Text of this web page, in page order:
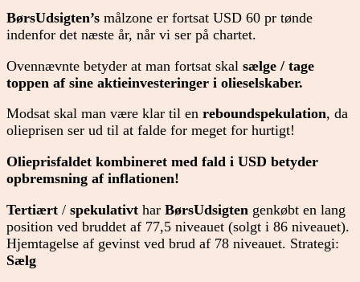
BørsUdsigten’s målzone er fortsat USD 60 pr tønde
indenfor det næste år, når vi ser på chartet.
Ovennævnte betyder at man fortsat skal sælge / tage
toppen af sine aktieinvesteringer i olieselskaber.
Modsat skal man være klar til en reboundspekulation, da
olieprisen ser ud til at falde for meget for hurtigt!
Olieprisfaldet kombineret med fald i USD betyder
opbremsning af inflationen!
Tertiært / spekulativt har BørsUdsigten genkøbt en lang
position ved bruddet af 77,5 niveauet (solgt i 86 niveauet).
Hjemtagelse af gevinst ved brud af 78 niveauet. Strategi:
Sælg